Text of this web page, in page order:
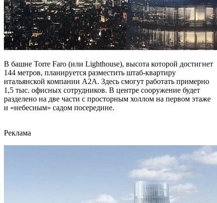
В башне Torre Faro (или Lighthouse), высота которой достигнет
144 метров, планируется разместить штаб-квартиру
итальянской компании A2A. Здесь смогут работать примерно
1,5 тыс. офисных сотрудников. В центре сооружение будет
разделено на две части с просторным холлом на первом этаже
и «небесным» садом посередине.
Реклама